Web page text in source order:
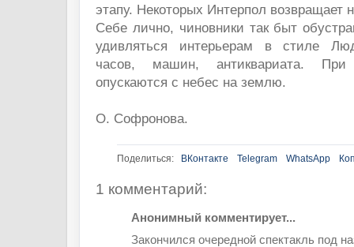
этапу. Некоторых Интерпол возвращает
Себе лично, чиновники так быт
удивляться интерьерам в стиле
часов, машин, антиквариата.
опускаются с небес на землю.
О. Софронова.
Поделиться: ВКонтакте Telegram WhatsApp
1 комментарий:
Анонимный комментирует...
Закончился очередной спектакль под